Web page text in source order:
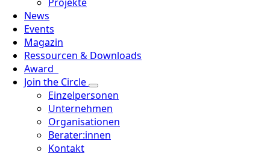
News
Events
Magazin
Ressourcen & Downloads
Award
Join the Circle
Einzelpersonen
Unternehmen
Organisationen
Berater:innen
Kontakt